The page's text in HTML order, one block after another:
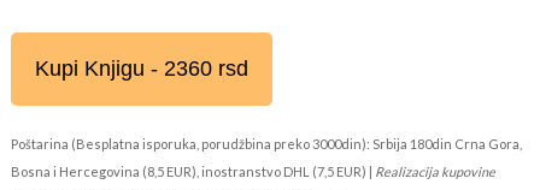
Kupi Knjigu - 2360 rsd
Poštarina (Besplatna isporuka, porudžbina preko 3000din): Srbija 180din Crna Gora,
Bosna i Hercegovina (8,5 EUR), inostranstvo DHL (7,5 EUR) | Realizacija kupovine